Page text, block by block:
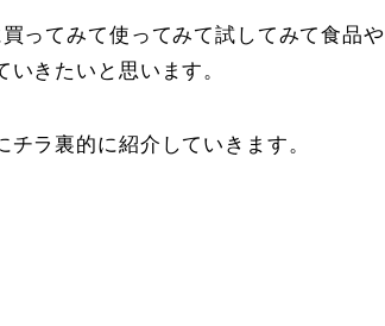
ってみて使ってみて試してみて食品や
きたいと思います。
ラ裏的に紹介していきます。